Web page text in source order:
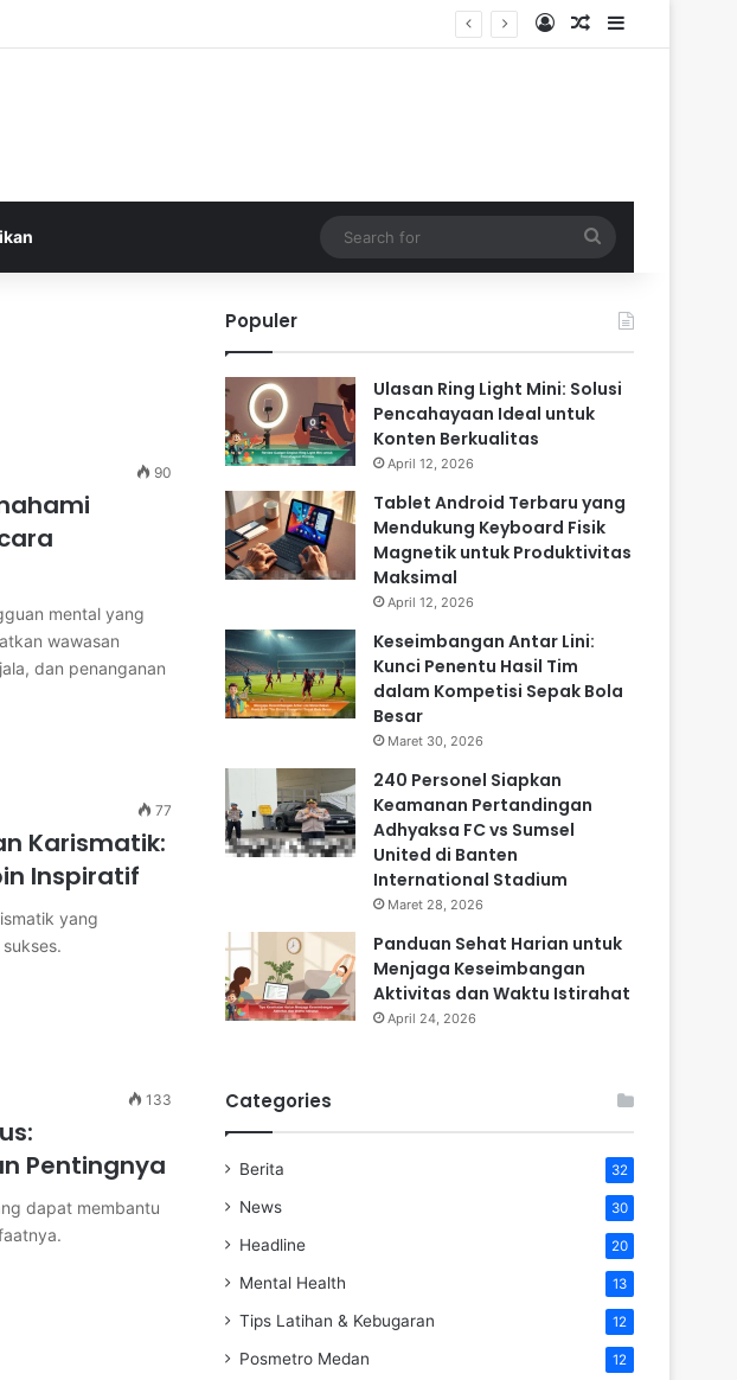
dan Bergizi untuk Kesehatan Log InRandom Article
Sidebar
for
90
mental yang
wawasan
dan penanganan
77
Karismatik:
Inspiratif
yang
133
Pentingnya
dapat membantu
Populer
Ulasan Ring Light Mini: Solusi
Pencahayaan Ideal untuk
Konten Berkualitas
April 12, 2026
Tablet Android Terbaru yang
Mendukung Keyboard Fisik
Magnetik untuk Produktivitas
Maksimal
April 12, 2026
Keseimbangan Antar Lini:
Kunci Penentu Hasil Tim
dalam Kompetisi Sepak Bola
Besar
Maret 30, 2026
240 Personel Siapkan
Keamanan Pertandingan
Adhyaksa FC vs Sumsel
United di Banten
International Stadium
Maret 28, 2026
Panduan Sehat Harian untuk
Menjaga Keseimbangan
Aktivitas dan Waktu Istirahat
April 24, 2026
Categories
Berita 32
News 30
Headline 20
Mental Health 13
Tips Latihan & Kebugaran 12
Posmetro Medan 12